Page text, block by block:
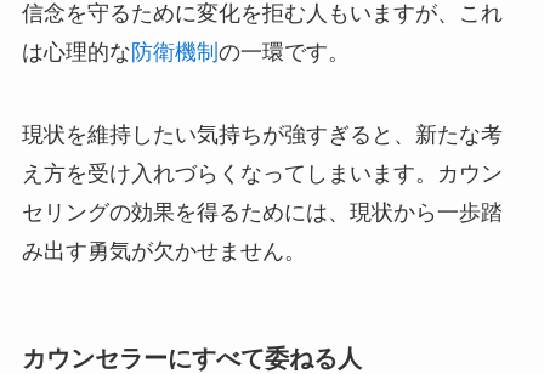
信念を守るために変化を拒む人もいますが、これ
は心理的な 防衛機制 の一環です。
現状を維持したい気持ちが強すぎると、新たな考
え方を受け入れづらくなってしまいます。カウン
セリングの効果を得るためには、現状から一歩踏
み出す勇気が欠かせません。
カウンセラーにすべて委ねる人